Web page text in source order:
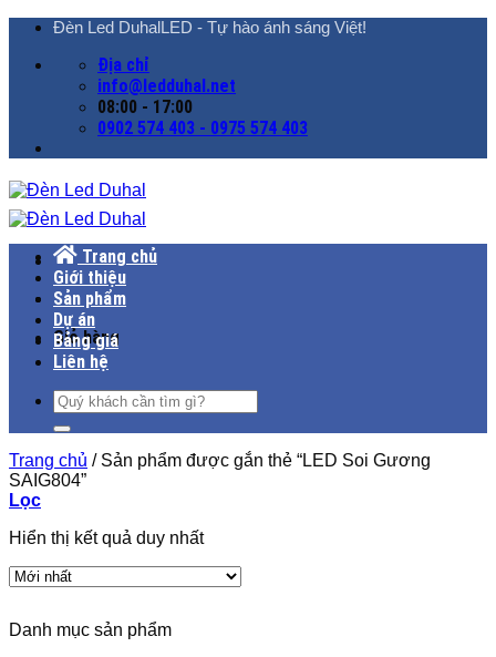
ChuyểnĐèn Led DuhalLED - Tự hào ánh sáng Việt!
Địa chỉ
info@ledduhal.net
08:00 - 17:00
0902 574 403 - 0975 574 403
Giỏ hàng
Trang chủ
Giới thiệu
Sản phẩm
Dự án
Bảng giá
Liên hệ
Tìm
kiếm:
Trang chủ /Sản phẩm được gắn thẻ “LED Soi Gương
SAIG804”
Lọc
Hiển thị kết quả duy nhất
Danh mục sản phẩm